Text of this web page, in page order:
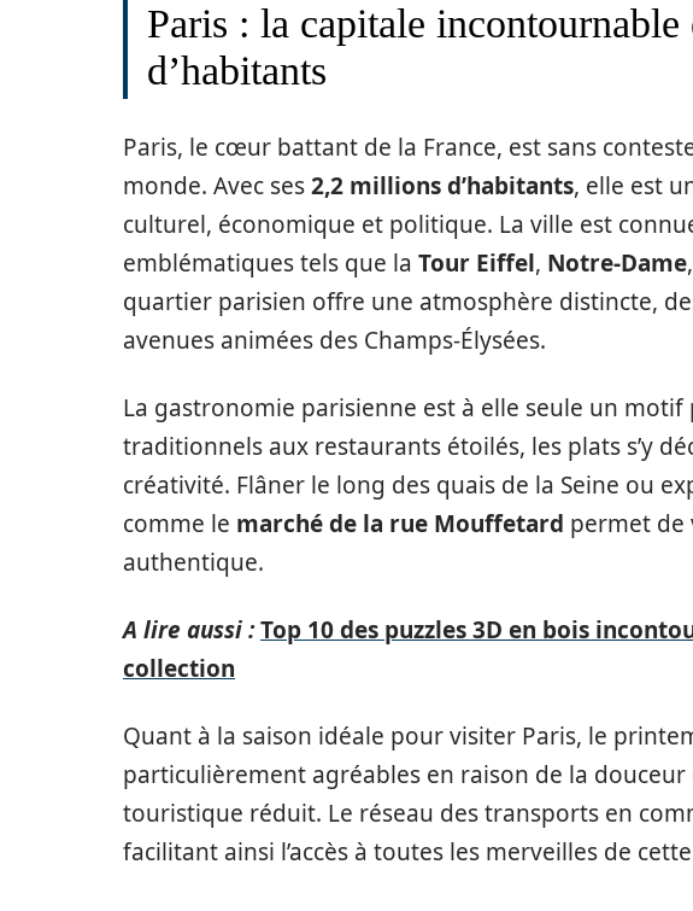
Paris : la capitale
d’habitants
Paris, le cœur battant de la France, est sans
monde. Avec ses2,2 millions d’habitants, elle est
culturel, économique et politique. La ville est
emblématiques tels que la Tour Eiffel, Notre-Dame
quartier parisien offre une atmosphère distincte,
avenues animées des Champs-Élysées.
La gastronomie parisienne est à elle seule un
traditionnels aux restaurants étoilés, les plats s’y
créativité. Flâner le long des quais de la Seine ou
comme le marché de la rue Mouffetard permet de
authentique.
A lire aussi :Top 10 des puzzles 3D en bois
collection
Quant à la saison idéale pour visiter Paris, le
particulièrement agréables en raison de la douceur
touristique réduit. Le réseau des transports en
facilitant ainsi l’accès à toutes les merveilles de